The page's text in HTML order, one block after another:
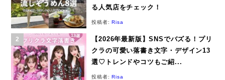
る人気店をチェック！
投稿者:Risa
【2026年最新版】SNSでバズる！プリ
クラの可愛い落書き文字・デザイン13
選♡トレンドやコツもご紹...
投稿者:Risa